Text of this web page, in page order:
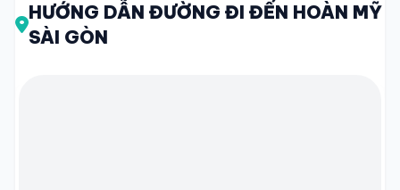
HƯỚNG DẪN ĐƯỜNG ĐI ĐẾN HOÀN MỸ
SÀI GÒN